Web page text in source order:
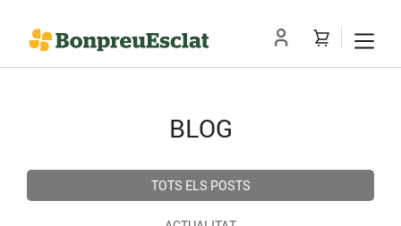
BLOG
TOTS ELS POSTS